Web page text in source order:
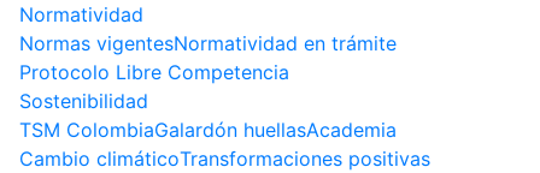
Normatividad
Normas vigentesNormatividad en trámite
Protocolo Libre Competencia
Sostenibilidad
TSM ColombiaGalardón huellasAcademia
Cambio climáticoTransformaciones positivas